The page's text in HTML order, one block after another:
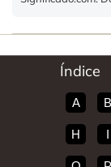
Índice
A B
H I